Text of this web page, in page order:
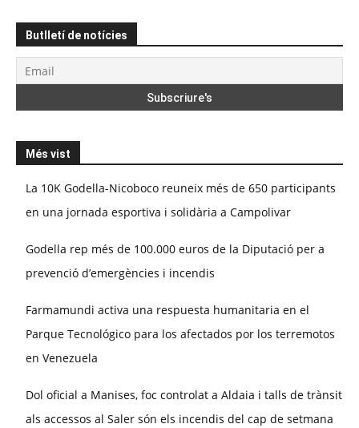
Butlletí de notícies
Més vist
La 10K Godella-Nicoboco reuneix més de 650 participants
en una jornada esportiva i solidària a Campolivar
Godella rep més de 100.000 euros de la Diputació per a
prevenció d’emergències i incendis
Farmamundi activa una respuesta humanitaria en el
Parque Tecnológico para los afectados por los terremotos
en Venezuela
Dol oficial a Manises, foc controlat a Aldaia i talls de trànsit
als accessos al Saler són els incendis del cap de setmana